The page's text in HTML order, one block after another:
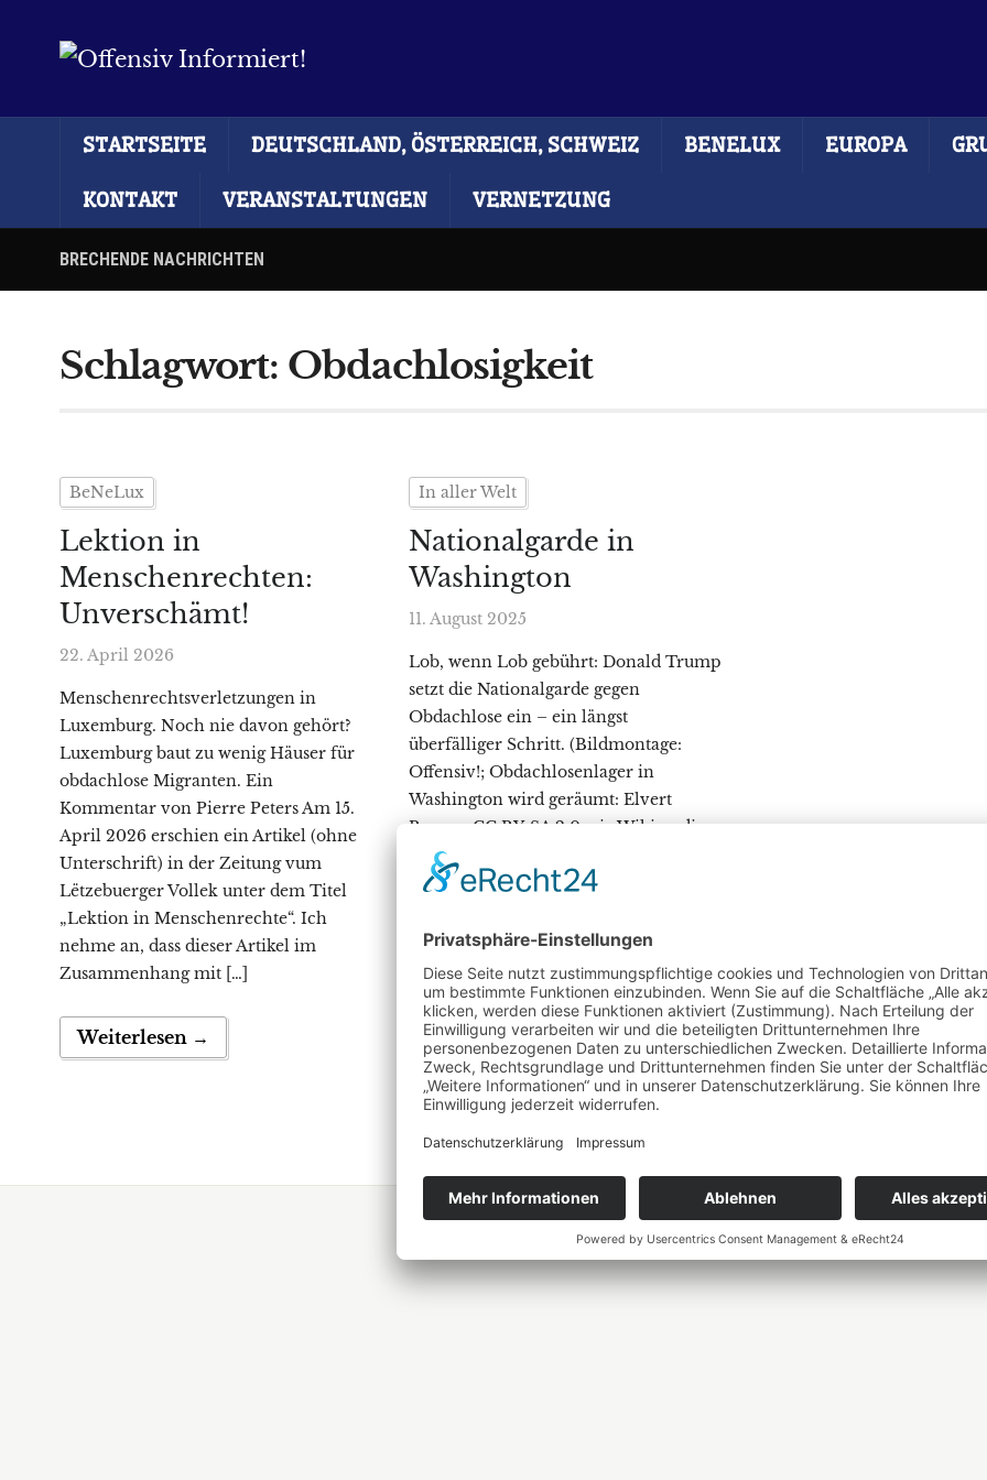
STARTSEITE DEUTSCHLAND, ÖSTERREICH, SCHWEIZ BENELUX EUROPA
KONTAKT VERANSTALTUNGEN VERNETZUNG
BRECHENDE NACHRICHTEN
Schlagwort: Obdachlosigkeit
BeNeLux
Lektion in
Menschenrechten:
Unverschämt!
22. April 2026
Menschenrechtsverletzungen in
Luxemburg. Noch nie davon gehört?
Luxemburg baut zu wenig Häuser für
obdachlose Migranten. Ein
Kommentar von Pierre Peters Am 15.
April 2026 erschien ein Artikel (ohne
Unterschrift) in der Zeitung vum
Lëtzebuerger Vollek unter dem Titel
„Lektion in Menschenrechte“. Ich
nehme an, dass dieser Artikel im
Zusammenhang mit […]
Weiterlesen →
In aller Welt
Nationalgarde in
Washington
11. August 2025
Lob, wenn Lob gebührt: Donald Trump
setzt die Nationalgarde gegen
Obdachlose ein – ein längst
überfälliger Schritt. (Bildmontage:
Offensiv!; Obdachlosenlager in
Washington wird geräumt: Elvert
Barnes, CC BY-SA 2.0, via Wikimedia
Commons; Donald Trump:
https://commons.wikimedia.org/wiki/
die Nationalgarde in Washington, D.C.,
einzusetzen und die Polizei der […]
Weiterlesen →